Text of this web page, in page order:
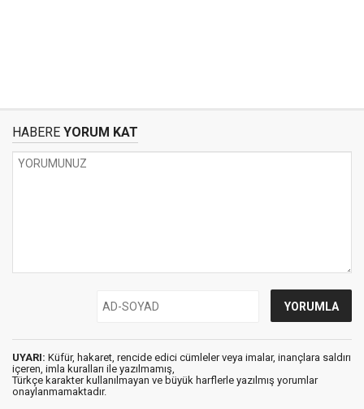
HABERE YORUM KAT
UYARI: Küfür, hakaret, rencide edici cümleler veya imalar, inançlara saldırı
içeren, imla kuralları ile yazılmamış,
Türkçe karakter kullanılmayan ve büyük harflerle yazılmış yorumlar
onaylanmamaktadır.